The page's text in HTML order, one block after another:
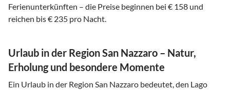
Ferienunterkünften – die Preise beginnen bei € 158 und
reichen bis € 235 pro Nacht.
Urlaub in der Region San Nazzaro – Natur,
Erholung und besondere Momente
Ein Urlaub in der Region San Nazzaro bedeutet, den Lago